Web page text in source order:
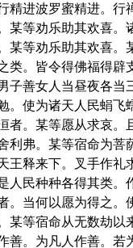
精进波罗蜜精进。行
某等劝乐助其欢喜。
某等劝乐助其欢喜。
类。皆令得佛福得辟
子善女人当昼夜各当
。使为诸天人民蜎飞
者。某等愿从求哀。
利弗。某等宿命为菩
王释来下。叉手作礼
人民种种各得其类。
。当何以愿为得之。
某等宿命从无数劫以
善。为凡人作善。若